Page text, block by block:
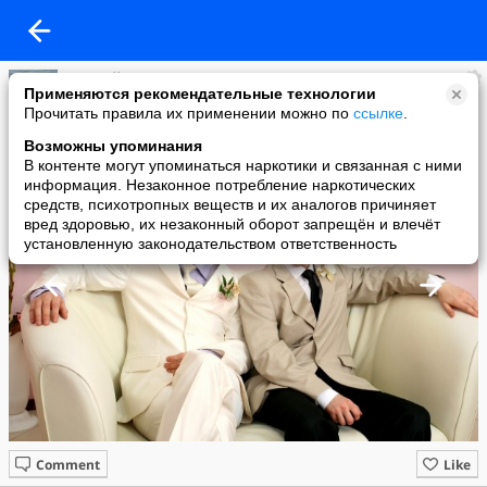
Применяются рекомендательные технологии
Прочитать правила их применении можно по ссылке
Возможны упоминания
В контенте могут упоминаться наркотики и связанная с ними
информация. Незаконное потребление наркотических
средств, психотропных веществ и их аналогов причиняет
вред здоровью, их незаконный оборот запрещён и влечёт
установленную законодательством ответственность
Алексей Пивнев
added a photo
13 Dec в 07:52
Like
Comment